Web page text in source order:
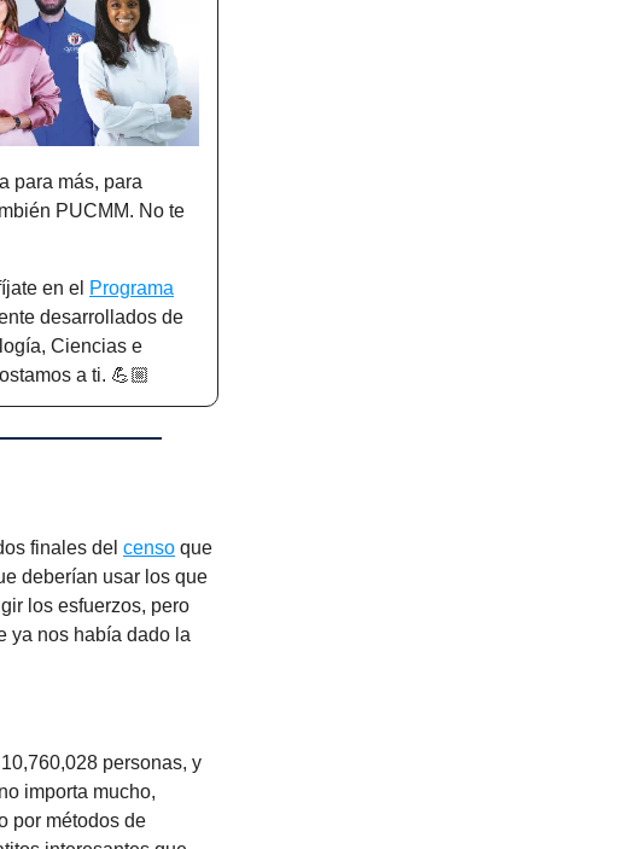
para más, para
PUCMM. No te
en el Programa
desarrollados de
Ciencias e
a ti. 💪🏼
finales del censo que
deberían usar los que
los esfuerzos, pero
ya nos había dado la
personas, y
importa mucho,
por métodos de